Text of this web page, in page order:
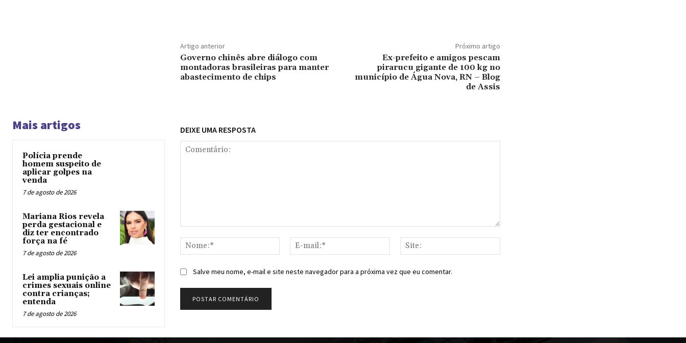
Artigo anterior
Governo chinês abre diálogo com
montadoras brasileiras para manter
abastecimento de chips
Próximo artigo
Ex-prefeito e amigos pescam
pirarucu gigante de 100 kg no
município de Água Nova, RN – Blog
de Assis
Mais artigos
Polícia prende
homem suspeito de
aplicar golpes na
venda
7 de agosto de 2026
Mariana Rios revela
perda gestacional e
diz ter encontrado
força na fé
7 de agosto de 2026
Lei amplia punição a
crimes sexuais online
contra crianças;
entenda
7 de agosto de 2026
DEIXE UMA RESPOSTA
Nome:*
mail:*
Salve meu nome, e-mail e site neste navegador para a próxima vez que eu comentar.